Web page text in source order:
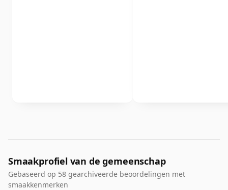
Smaakprofiel van de gemeenschap
Gebaseerd op 58 gearchiveerde beoordelingen met
smaakkenmerken